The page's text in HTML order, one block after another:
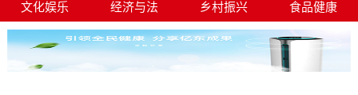
文化娱乐
经济与法 乡村振兴 食品健康